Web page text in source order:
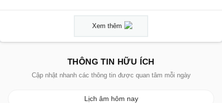
Xem thêm
THÔNG TIN HỮU ÍCH
Cập nhật nhanh các thông tin được quan tâm mỗi ngày
Lịch âm hôm nay